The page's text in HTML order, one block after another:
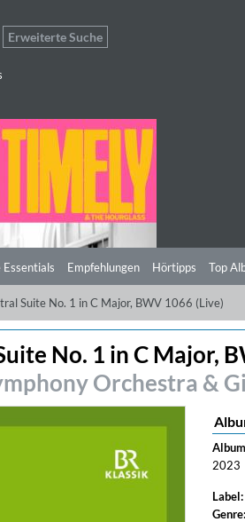
Erweiterte Suche
Empfehlungen Hörtipps Top
Suite No. 1 in C Major, BWV 1066 (Live)
No. 1 in C Major,
Orchestra &
2023
Label:
Genre: